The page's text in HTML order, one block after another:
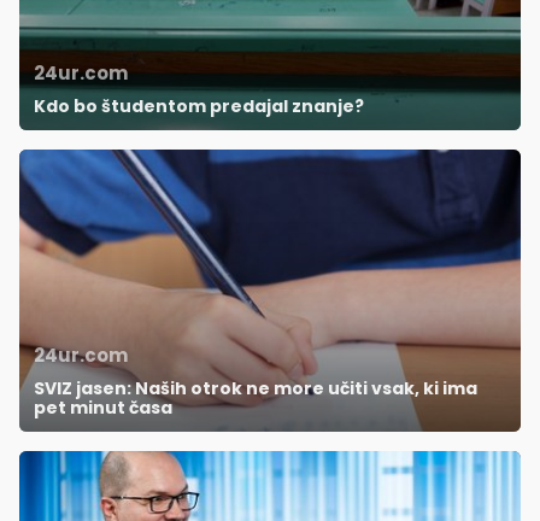
24ur.com
Kdo bo študentom predajal znanje?
24ur.com
SVIZ jasen: Naših otrok ne more učiti vsak, ki ima
pet minut časa